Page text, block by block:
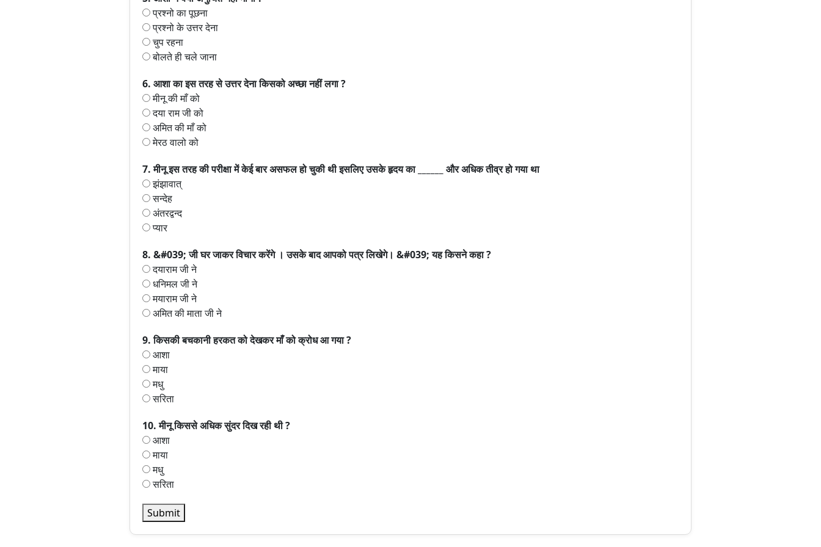
प्रश्नो का पूछना
प्रश्नो के उत्तर देना
चुप रहना
बोलते ही चले जाना
6. आशा का इस तरह से उत्तर देना किसको अच्छा नहीं लगा ?
मीनू की माँ को
दया राम जी को
अमित की माँ को
मेरठ वालो को
7. मीनू इस तरह की परीक्षा में केई बार असफल हो चुकी थी इसलिए उसके हृदय का ______ और अधिक तीव्र हो गया था
झंझावात्
सन्देह
अंतरद्वन्द
प्यार
8. &#039; जी घर जाकर विचार करेंगे । उसके बाद आपको पत्र लिखेगे। &#039; यह किसने कहा ?
दयाराम जी ने
धनिमल जी ने
मयाराम जी ने
अमित की माता जी ने
9. किसकी बचकानी हरकत को देखकर माँ को क्रोध आ गया ?
आशा
माया
मधु
सरिता
10. मीनू किससे अधिक सुंदर दिख रही थी ?
आशा
माया
मधु
सरिता
Submit